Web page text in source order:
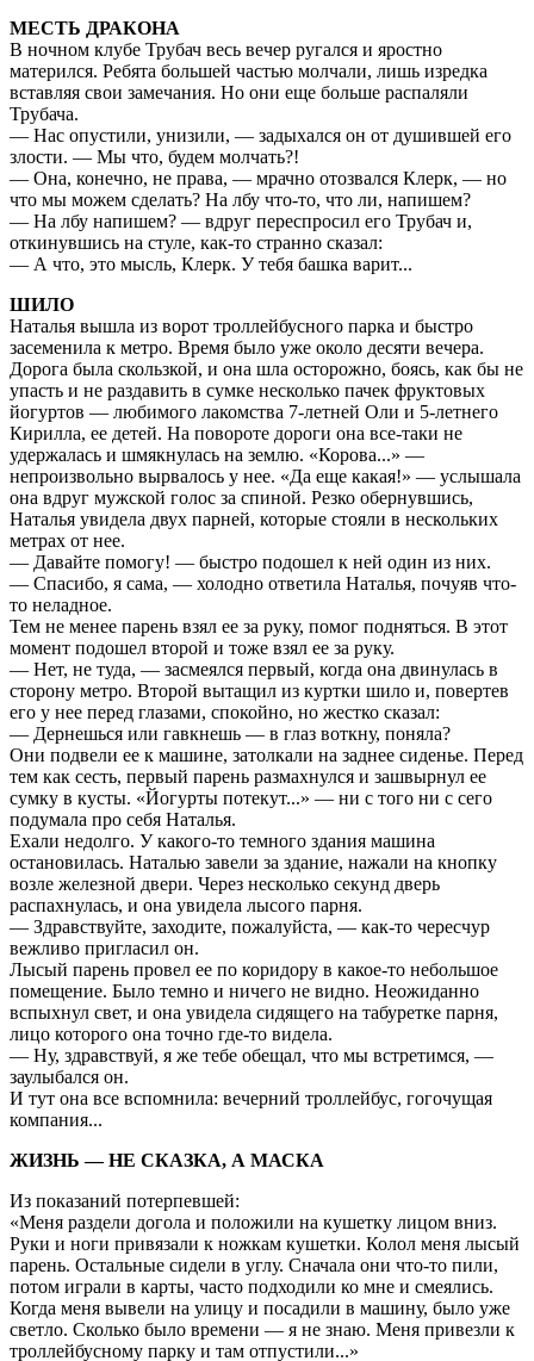
МЕСТЬ ДРАКОНА
В ночном клубе Трубач весь вечер ругался и яростно
матерился. Ребята большей частью молчали, лишь изредка
вставляя свои замечания. Но они еще больше распаляли
Трубача.
— Нас опустили, унизили, — задыхался он от душившей его
злости. — Мы что, будем молчать?!
— Она, конечно, не права, — мрачно отозвался Клерк, — но
что мы можем сделать? На лбу что-то, что ли, напишем?
— На лбу напишем? — вдруг переспросил его Трубач и,
откинувшись на стуле, как-то странно сказал:
— А что, это мысль, Клерк. У тебя башка варит...
ШИЛО
Наталья вышла из ворот троллейбусного парка и быстро
засеменила к метро. Время было уже около десяти вечера.
Дорога была скользкой, и она шла осторожно, боясь, как бы не
упасть и не раздавить в сумке несколько пачек фруктовых
йогуртов — любимого лакомства 7-летней Оли и 5-летнего
Кирилла, ее детей. На повороте дороги она все-таки не
удержалась и шмякнулась на землю. «Корова...» —
непроизвольно вырвалось у нее. «Да еще какая!» — услышала
она вдруг мужской голос за спиной. Резко обернувшись,
Наталья увидела двух парней, которые стояли в нескольких
метрах от нее.
— Давайте помогу! — быстро подошел к ней один из них.
— Спасибо, я сама, — холодно ответила Наталья, почуяв что-
то неладное.
Тем не менее парень взял ее за руку, помог подняться. В этот
момент подошел второй и тоже взял ее за руку.
— Нет, не туда, — засмеялся первый, когда она двинулась в
сторону метро. Второй вытащил из куртки шило и, повертев
его у нее перед глазами, спокойно, но жестко сказал:
— Дернешься или гавкнешь — в глаз воткну, поняла?
Они подвели ее к машине, затолкали на заднее сиденье. Перед
тем как сесть, первый парень размахнулся и зашвырнул ее
сумку в кусты. «Йогурты потекут...» — ни с того ни с сего
подумала про себя Наталья.
Ехали недолго. У какого-то темного здания машина
остановилась. Наталью завели за здание, нажали на кнопку
возле железной двери. Через несколько секунд дверь
распахнулась, и она увидела лысого парня.
— Здравствуйте, заходите, пожалуйста, — как-то чересчур
вежливо пригласил он.
Лысый парень провел ее по коридору в какое-то небольшое
помещение. Было темно и ничего не видно. Неожиданно
вспыхнул свет, и она увидела сидящего на табуретке парня,
лицо которого она точно где-то видела.
— Ну, здравствуй, я же тебе обещал, что мы встретимся, —
заулыбался он.
И тут она все вспомнила: вечерний троллейбус, гогочущая
компания...
ЖИЗНЬ — НЕ СКАЗКА, А МАСКА
Из показаний потерпевшей:
«Меня раздели догола и положили на кушетку лицом вниз.
Руки и ноги привязали к ножкам кушетки. Колол меня лысый
парень. Остальные сидели в углу. Сначала они что-то пили,
потом играли в карты, часто подходили ко мне и смеялись.
Когда меня вывели на улицу и посадили в машину, было уже
светло. Сколько было времени — я не знаю. Меня привезли к
троллейбусному парку и там отпустили...»